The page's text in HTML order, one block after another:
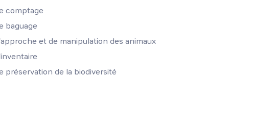
comptage
baguage
et de manipulation des animaux
préservation de la biodiversité